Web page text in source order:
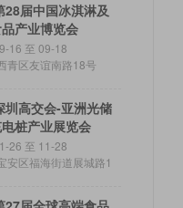
28届中国冰淇淋及
产业博览会
16 至 09-18
青区友谊南路18号
圳高交会-亚洲光储
桩产业展览会
26 至 11-28
安区福海街道展城路1